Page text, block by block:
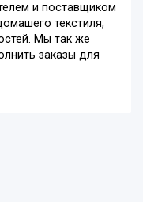
и поставщиком
текстиля,
Мы так же
заказы для